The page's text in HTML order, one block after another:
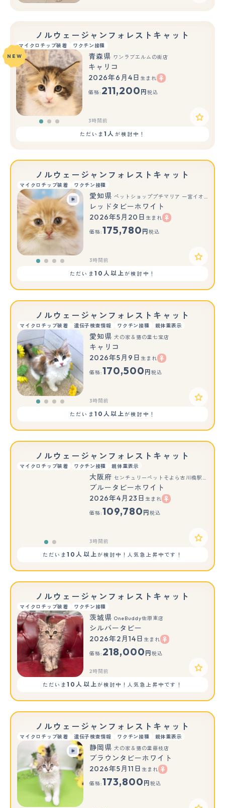
ノルウェージャンフォレストキャット
マイクロチップ装着 ワクチン接種
もっと見る
NEW 青森県 ワンラブエルムの街店
キャリコ
2026年6月4日 生まれ
価格: 211,200 円 税込
3時間前
ただいま1人 が検討中！
ノルウェージャンフォレストキャット
マイクロチップ装着 ワクチン接種
愛知県 ペットショッププチマリア 一宮イオンモール木曽川キリオ店
レッドタビーホワイト
2026年5月20日 生まれ
価格:175,780 円 税込
3時間前
ただいま 10人以上が検討中！
ノルウェージャンフォレストキャット
マイクロチップ装着 遺伝子検査情報 ワクチン接種 親体重表示
愛知県 犬の家＆猫の里七宝店
キャリコ
2026年5月9日 生まれ
価格:170,500 円 税込
3時間前
ただいま 10人以上が検討中！
ノルウェージャンフォレストキャット
マイクロチップ装着 ワクチン接種 親体重表示
もっと見る
大阪府 センチュリーペットそよら古川橋駅前店
ブルータビーホワイト
2026年4月23日 生まれ
価格:109,780 円 税込
3時間前
ただいま10人以上が検討中！人気急上昇中です！
ノルウェージャンフォレストキャット
マイクロチップ装着 ワクチン接種
茨城県 OneBuddy佐原東店
シルバータビー
2026年2月14日 生まれ
価格: 218,000 円 税込
2時間前
ただいま10人以上が検討中！人気急上昇中です！
ノルウェージャンフォレストキャット
マイクロチップ装着 遺伝子検査情報 ワクチン接種 親体重表示
静岡県 犬の家＆猫の里藤枝店
ブラウンタビーホワイト
2026年5月11日 生まれ
価格:173,800 円 税込